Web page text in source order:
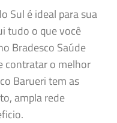
Sul é ideal para sua
tudo o que você
Bradesco Saúde
contratar o melhor
Barueri tem as
ampla rede